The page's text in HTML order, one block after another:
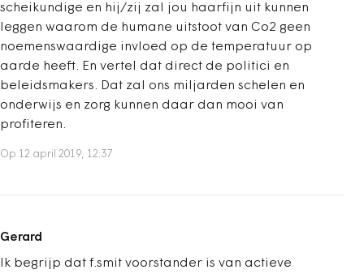
scheikundige en hij/zij zal jou haarfijn uit kunnen
leggen waarom de humane uitstoot van Co2 geen
noemenswaardige invloed op de temperatuur op
aarde heeft. En vertel dat direct de politici en
beleidsmakers. Dat zal ons miljarden schelen en
onderwijs en zorg kunnen daar dan mooi van
profiteren.
Op 12 april 2019, 12:37
Gerard
Ik begrijp dat f.smit voorstander is van actieve